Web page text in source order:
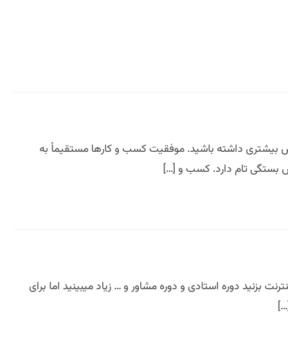
بیشتری داشته باشید. موفقیت کسب و کارها مستقیماْ به
بستگی تام دارد. کسب و […]
دوره استادی و دوره مشاور و … زیاد میبینید اما برای